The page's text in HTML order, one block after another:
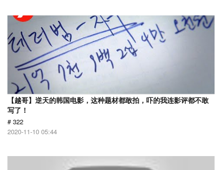
【越哥】逆天的韩国电影，这种题材都敢拍，吓的我连影评都不敢
写了！
# 322
2020-11-10 05:44